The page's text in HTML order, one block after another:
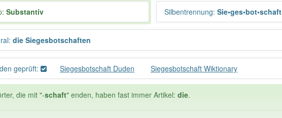
Substantiv Silbentrennung: Sie•ges•bot•schaft
: die Siegesbotschaften
geprüft: Siegesbotschaft Duden Siegesbotschaft Wiktionary
die mit "-schaft" enden, haben fast immer Artikel: die.